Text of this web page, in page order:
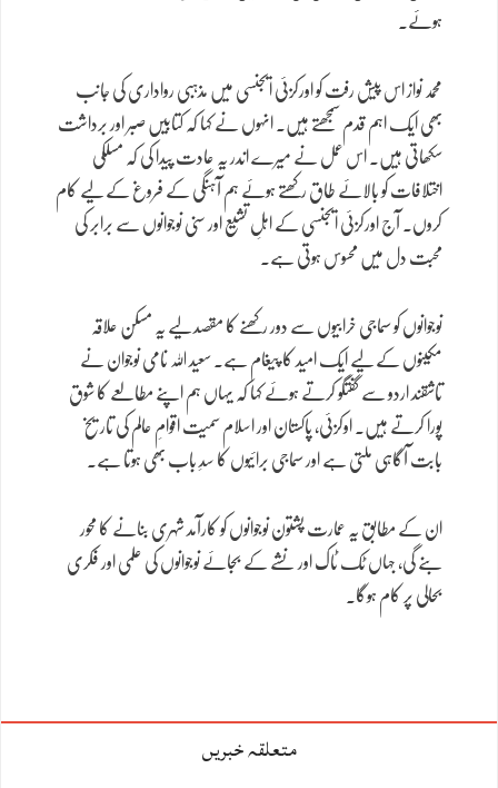
ہوئے۔
محمد نواز اس پیش رفت کو اورکزئی ایجنسی میں مذہبی رواداری کی جانب
بھی ایک اہم قدم سمجھتے ہیں۔ انہوں نے کہا کہ کتابیں صبر اور برداشت
سکھاتی ہیں۔ اس عمل نے میرے اندر یہ عادت پیدا کی کہ مسلکی
اختلافات کو بالائے طاق رکھتے ہوئے ہم آہنگی کے فروغ کے لیے کام
کروں۔ آج اورکزئی ایجنسی کے اہلِ تشیع اور سنی نوجوانوں سے برابر کی
محبت دل میں محسوس ہوتی ہے۔
نوجوانوں کو سماجی خرابیوں سے دور رکھنے کا مقصد لیے یہ مسکن علاقہ
مکینوں کے لیے ایک امید کا پیغام ہے۔ سعید اللہ نامی نوجوان نے
تاشقند اردو سے گفتگو کرتے ہوئے کہا کہ یہاں ہم اپنے مطالعے کا شوق
پورا کرتے ہیں۔ اوکزئی، پاکستان اور اسلام سمیت اقوامِ عالم کی تاریخ
بابت آگاہی ملتی ہے اور سماجی برائیوں کا سدِ باب بھی ہوتا ہے۔
ان کے مطابق یہ عمارت پشتون نوجوانوں کو کارآمد شہری بنانے کا محور
بنے گی، جہاں ٹک ٹاک اور نشے کے بجائے نوجوانوں کی علمی اور فکری
بحالی پر کام ہوگا۔
متعلقہ خبریں